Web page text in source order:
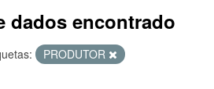
dados encontrado
PRODUTOR